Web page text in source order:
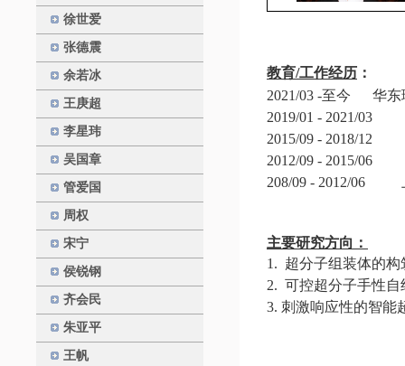
徐世爱
张德震
余若冰
王庚超
李星玮
吴国章
管爱国
周权
宋宁
侯锐钢
齐会民
朱亚平
王帆
教育/工作经历 ：
2021/03 -至今
华东
2019/01 - 2021/
2015/09 - 2018/
2012/09 - 2015/
208/09 - 2012/06
主要研究方向：
1. 超分子组装体的
2. 可控超分子手性自
3. 刺激响应性的智能